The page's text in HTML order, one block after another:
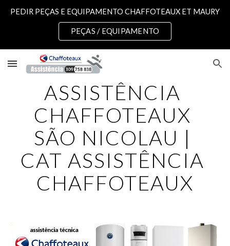
Skip to main content
PEDIR PEÇAS E EQUIPAMENTO CHAFFOTEAUX ET MAURY
PEÇAS / EQUIPAMENTO
ASSISTÊNCIA
CHAFFOTEAUX
SÃO NICOLAU |
CAT ASSISTÊNCIA
CHAFFOTEAUX